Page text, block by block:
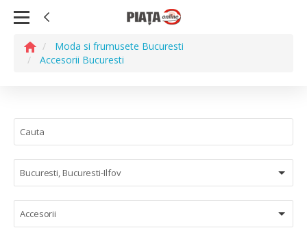
Moda si frumusete Bucuresti
Accesorii Bucuresti
Bucuresti, Bucuresti-Ilfov
Accesorii